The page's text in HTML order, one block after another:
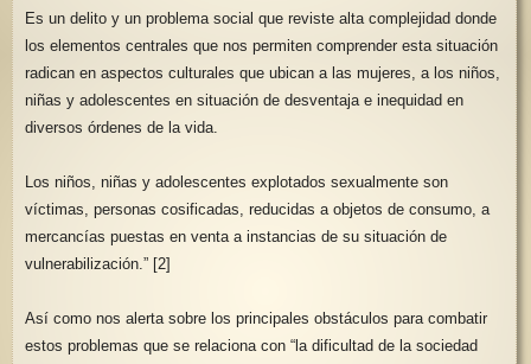
Es un delito y un problema social que reviste alta complejidad donde
los elementos centrales que nos permiten comprender esta situación
radican en aspectos culturales que ubican a las mujeres, a los niños,
niñas y adolescentes en situación de desventaja e inequidad en
diversos órdenes de la vida.
Los niños, niñas y adolescentes explotados sexualmente son
víctimas, personas cosificadas, reducidas a objetos de consumo, a
mercancías puestas en venta a instancias de su situación de
vulnerabilización.” [2]
Así como nos alerta sobre los principales obstáculos para combatir
estos problemas que se relaciona con “la dificultad de la sociedad